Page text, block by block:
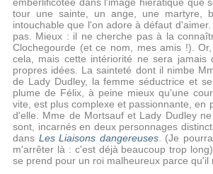
tour une sainte, un ange, une martyre,
intouchable que l'on adore à défaut
pas. Mieux : il ne cherche pas à la
Clochegourde (et ce nom, mes amis !).
cela, mais cette intériorité ne sera
propres idées. La sainteté dont il nimbe
de Lady Dudley, la femme séductrice et
plume de Félix, à peine mieux qu'une
vite, est plus complexe et passionnante, en
d'elle. Mme de Mortsauf et Lady Dudley
sont, incarnés en deux personnages
dans Les Liaisons dangereuses. (Je
m'arrêter là : c'est déjà beaucoup trop
se prend pour un roi malheureux parce qu'il